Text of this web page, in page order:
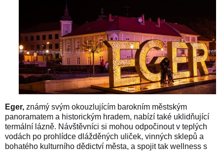
Eger, známý svým okouzlujícím barokním městským
panoramatem a historickým hradem, nabízí také uklidňující
termální lázně. Návštěvníci si mohou odpočinout v teplých
vodách po prohlídce dlážděných uliček, vinných sklepů a
bohatého kulturního dědictví města, a spojit tak wellness s